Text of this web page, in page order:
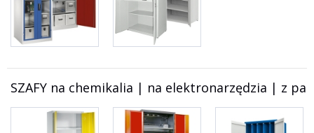
SZAFY na chemikalia | na elektronarzędzia | z